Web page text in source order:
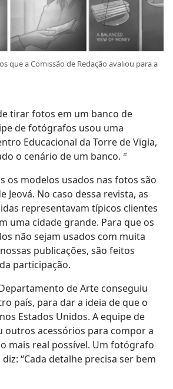
que a Comissão de Redação avaliou para a
tirar fotos em um banco de
de fotógrafos usou uma
Educacional da Torre de Vigia,
o cenário de um banco. b
os modelos usados nas fotos são
Jeová. No caso dessa revista, as
representavam típicos clientes
uma cidade grande. Para que os
não sejam usados com muita
publicações, são feitos
participação.
de Arte conseguiu
país, para dar a ideia de que o
Estados Unidos. A equipe de
acessórios para compor a
mais real possível. Um fotógrafo
“Cada detalhe precisa ser bem